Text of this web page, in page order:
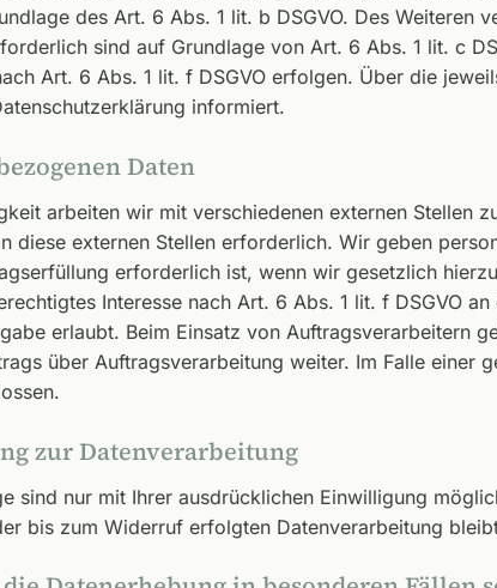
des Art. 6 Abs. 1 lit. b DSGVO. Des Weiteren
sind auf Grundlage von Art. 6 Abs. 1 lit. c
Art. 6 Abs. 1 lit. f DSGVO erfolgen. Über die
informiert.
Daten
arbeiten wir mit verschiedenen externen Stellen
diese externen Stellen erforderlich. Wir geben
erforderlich ist, wenn wir gesetzlich
Interesse nach Art. 6 Abs. 1 lit. f DSGVO
erlaubt. Beim Einsatz von Auftragsverarbeitern
über Auftragsverarbeitung weiter. Im Falle einer
zur Datenverarbeitung
sind nur mit Ihrer ausdrücklichen Einwilligung
bis zum Widerruf erfolgten Datenverarbeitung